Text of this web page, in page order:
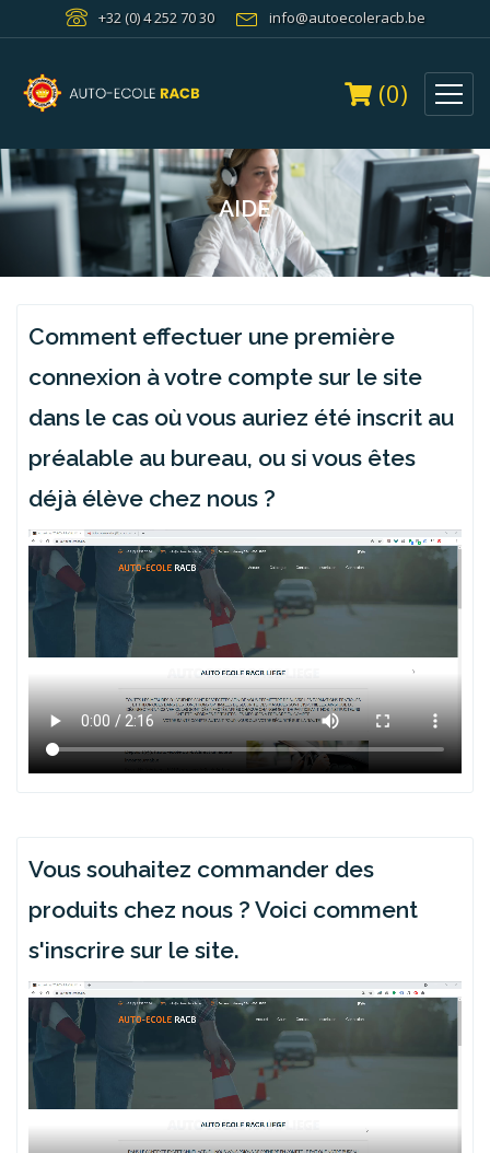
+32 (0) 4 252 70 30 info@autoecoleracb.be
(0)
AIDE
Comment effectuer une première
connexion à votre compte sur le site
dans le cas où vous auriez été inscrit au
préalable au bureau, ou si vous êtes
déjà élève chez nous ?
Vous souhaitez commander des
produits chez nous ? Voici comment
s'inscrire sur le site.